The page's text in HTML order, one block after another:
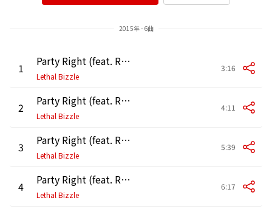
2015年 - 6曲
1 Party Right (feat. Ruby Goe) [Radio Edit]
Lethal Bizzle
3:16
2 Party Right (feat. Ruby Goe) [Extended Mix]
Lethal Bizzle
4:11
3 Party Right (feat. Ruby Goe) [GLOWINTHEDARK Remix]
Lethal Bizzle
5:39
4 Party Right (feat. Ruby Goe) [Friend Within Remix]
Lethal Bizzle
6:17